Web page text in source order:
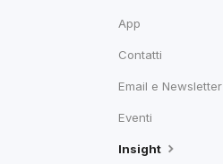
App
Contatti
Email e Newsletter
Eventi
Insight